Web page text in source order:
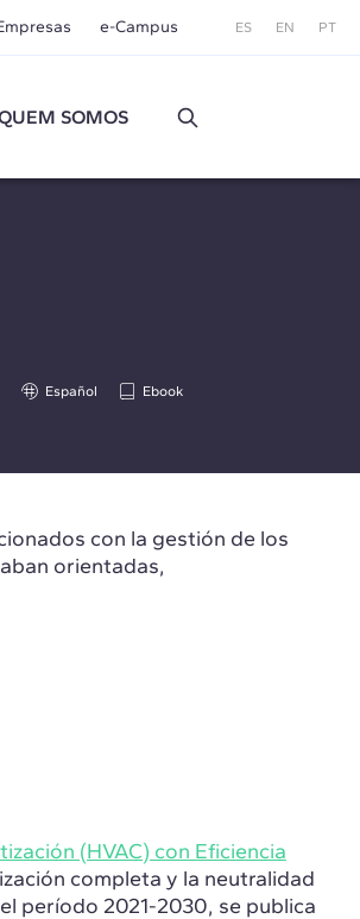
e-Campus ES EN PT
SOMOS
Español Ebook
con la gestión de los
orientadas,
(HVAC) con Eficiencia
completa y la neutralidad
período 2021-2030, se publica